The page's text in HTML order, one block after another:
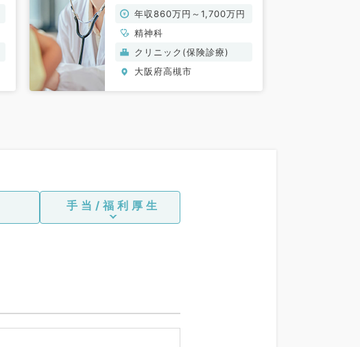
です（精神科／常勤）
年収860万円～1,700万円
精神科
クリニック(保険診療)
大阪府高槻市
手当/福利厚生